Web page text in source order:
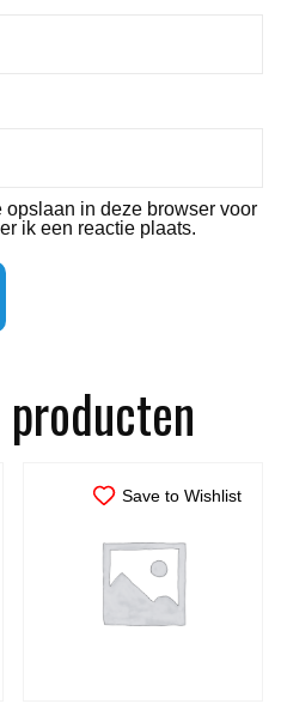
opslaan in deze browser voor
ik een reactie plaats.
Save to Wishlist